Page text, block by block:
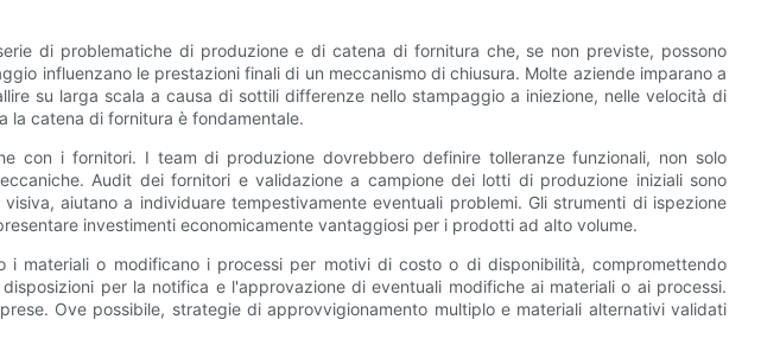
di problematiche di produzione e di catena di fornitura che, se non previste, possono
influenzano le prestazioni finali di un meccanismo di chiusura. Molte aziende imparano a
su larga scala a causa di sottili differenze nello stampaggio a iniezione, nelle velocità di
la catena di fornitura è fondamentale.
con i fornitori. I team di produzione dovrebbero definire tolleranze funzionali, non solo
Audit dei fornitori e validazione a campione dei lotti di produzione iniziali sono
aiutano a individuare tempestivamente eventuali problemi. Gli strumenti di ispezione
investimenti economicamente vantaggiosi per i prodotti ad alto volume.
materiali o modificano i processi per motivi di costo o di disponibilità, compromettendo
per la notifica e l'approvazione di eventuali modifiche ai materiali o ai processi.
Ove possibile, strategie di approvvigionamento multiplo e materiali alternativi validati